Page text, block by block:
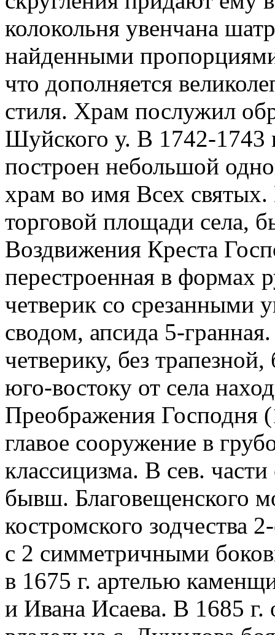
колокольня увенчана
найденными
что дополняется
стиля. Храм послужил
Шуйского у. В 1742-1743
построен небольшой
храм во имя Всех святых.
торговой площади села,
Воздвижения Креста
перестроенная в формах
четверик со срезанными
сводом, апсида 5-
четверику, без
юго-востоку от села
Преображения Господня
главое сооружение в
классицизма. В сев.
бывш. Благовещенского
костромского зодчества
с 2 симметричными
в 1675 г. артелью
и Ивана Исаева. В 1685 г.